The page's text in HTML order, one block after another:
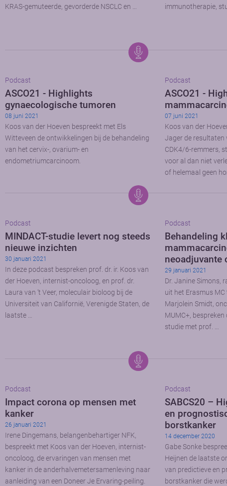
KRAS-gemuteerde, gevorderde NSCLC en …
immunotherapie,
Podcast
ASCO21 - Highlights
gynaecologische tumoren
08 juni 2021
Koos van der Hoeven bespreekt met Els
Witteveen de ontwikkelingen bij de behandeling
van het cervix-, ovarium- en
endometriumcarcinoom.
Podcast
ASCO21 -
07 juni 2021
Koos van der
Jager de resultaten
CDK4/6-remmers,
voor al dan niet
of helemaal geen
Podcast
MINDACT-studie levert nog steeds
nieuwe inzichten
30 januari 2021
In deze podcast bespreken prof. dr. ir. Koos van
der Hoeven, internist-oncoloog, en prof. dr.
Laura van ’t Veer, moleculair bioloog bij de
Universiteit van Californië, Verenigde Staten, de
laatste …
Podcast
Behandeling
neoadjuvante
29 januari 2021
Dr. Janine Simons,
uit het Erasmus
Marjolein Smidt,
MUMC+,
studie met prof. …
Podcast
Impact corona op mensen met
kanker
26 januari 2021
Irene Dingemans, belangenbehartiger NFK,
bespreekt met Koos van der Hoeven, internist-
oncoloog, de ervaringen van mensen met
kanker in de anderhalvemetersamenleving naar
aanleiding van een Doneer Je Ervaring-peiling.
Podcast
SABCS20 –
en
borstkanker
14 december 2020
Gabe Sonke
Heijnen de laatste
van predictieve en
borstkanker die